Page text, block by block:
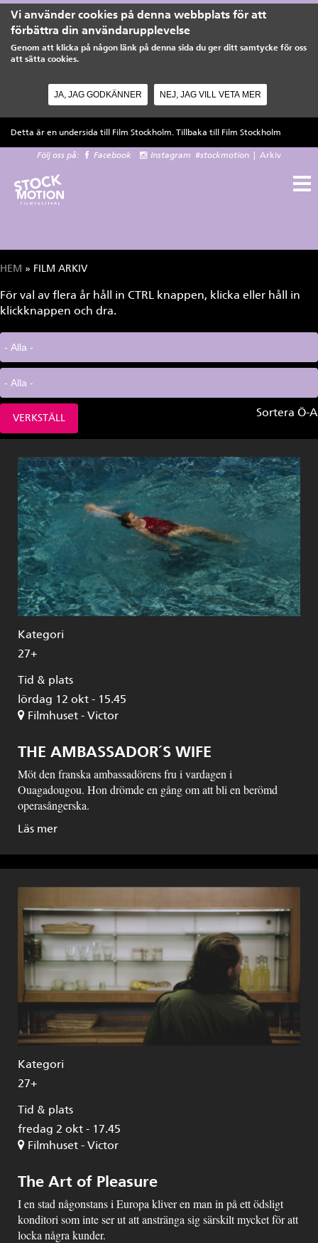
Vi använder cookies på denna webbplats för att
förbättra din användarupplevelse
Genom att klicka på någon länk på denna sida du ger ditt samtycke för oss
att sätta cookies.
JA, JAG GODKÄNNER NEJ, JAG VILL VETA MER
Detta är en undersida till Film Stockholm. Tillbaka till Film Stockholm
Följ oss på: Facebook Instagram #stockmotion Arkiv
Du är här
HEM » FILM ARKIV
För val av flera år håll in CTRL knappen, klicka eller håll in
klickknappen och dra.
Sortera Ö-A
Kategori
27+
Tid & plats
lördag 12 okt - 15.45
Filmhuset - Victor
THE AMBASSADOR´S WIFE
Möt den franska ambassadörens fru i vardagen i
Ouagadougou. Hon drömde en gång om att bli en berömd
operasångerska.
Läs mer
Kategori
27+
Tid & plats
fredag 2 okt - 17.45
Filmhuset - Victor
The Art of Pleasure
I en stad någonstans i Europa kliver en man in på ett ödsligt
konditori som inte ser ut att anstränga sig särskilt mycket för att
locka några kunder.